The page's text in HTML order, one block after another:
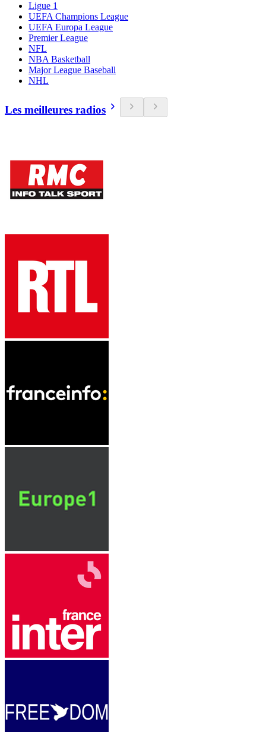
Ligue 1
UEFA Champions League
UEFA Europa League
Premier League
NFL
NBA Basketball
Major League Baseball
NHL
Les meilleures radios